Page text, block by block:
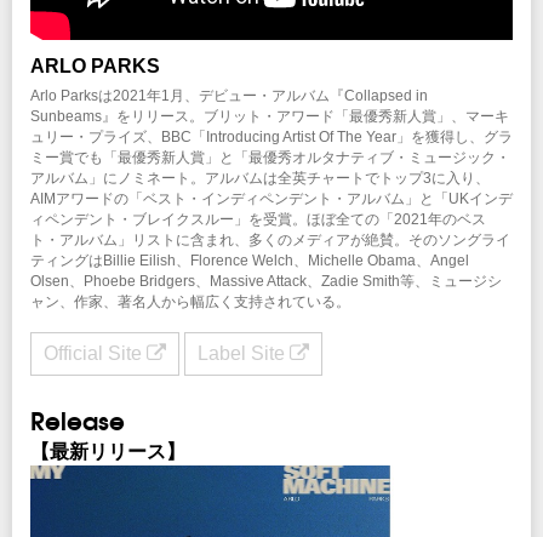
こちらよりご確認ください
INFO
梅田クラブクアトロ：06-6311-8111
協力：
ビッグ・ナッシング
企画・制作・招聘：eventim liveasia/ クリエイティブマン
ARLO PARKS
Arlo Parksは2021年1月、デビュー・アルバム『Collapsed in
Sunbeams』をリリース。ブリット・アワード「最優秀新人賞」、マーキ
ュリー・プライズ、BBC「Introducing Artist Of The Year」を獲得し、グラ
ミー賞でも「最優秀新人賞」と「最優秀オルタナティブ・ミュージック・
アルバム」にノミネート。アルバムは全英チャートでトップ3に入り、
AIMアワードの「ベスト・インディペンデント・アルバム」と「UKインデ
ィペンデント・ブレイクスルー」を受賞。ほぼ全ての「2021年のベス
ト・アルバム」リストに含まれ、多くのメディアが絶賛。そのソングライ
ティングはBillie Eilish、Florence Welch、Michelle Obama、Angel
Olsen、Phoebe Bridgers、Massive Attack、Zadie Smith等、ミュージシ
ャン、作家、著名人から幅広く支持されている。
Official Site Label Site
Release
【最新リリース】